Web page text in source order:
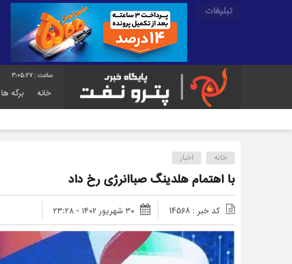
تبلیغات
3:05:28
خانه برگه ها
خانه اخبار
با اهتمام هلدینگ صباانرژی رخ داد
کد خبر : 14568 ۳۰ شهریور ۱۴۰۲ - ۲۳:۲۸